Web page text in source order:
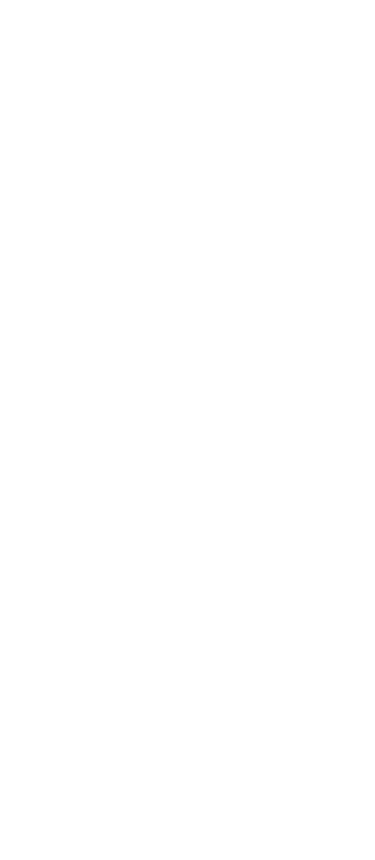
a favoritos
a favoritos
a favoritos